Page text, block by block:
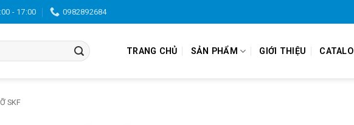
- 17:00 0982892684
TRANG CHỦ SẢN PHẨM GIỚI THIỆU
SKF